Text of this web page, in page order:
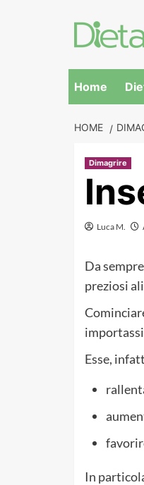
to
content
Home
HOME
Dimagrire
Luca M.
Da sempre
preziosi
Esse,
In